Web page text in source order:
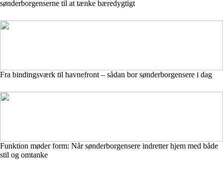
sønderborgenserne til at tænke bæredygtigt
Fra bindingsværk til havnefront – sådan bor sønderborgensere i dag
Funktion møder form: Når sønderborgensere indretter hjem med både
stil og omtanke